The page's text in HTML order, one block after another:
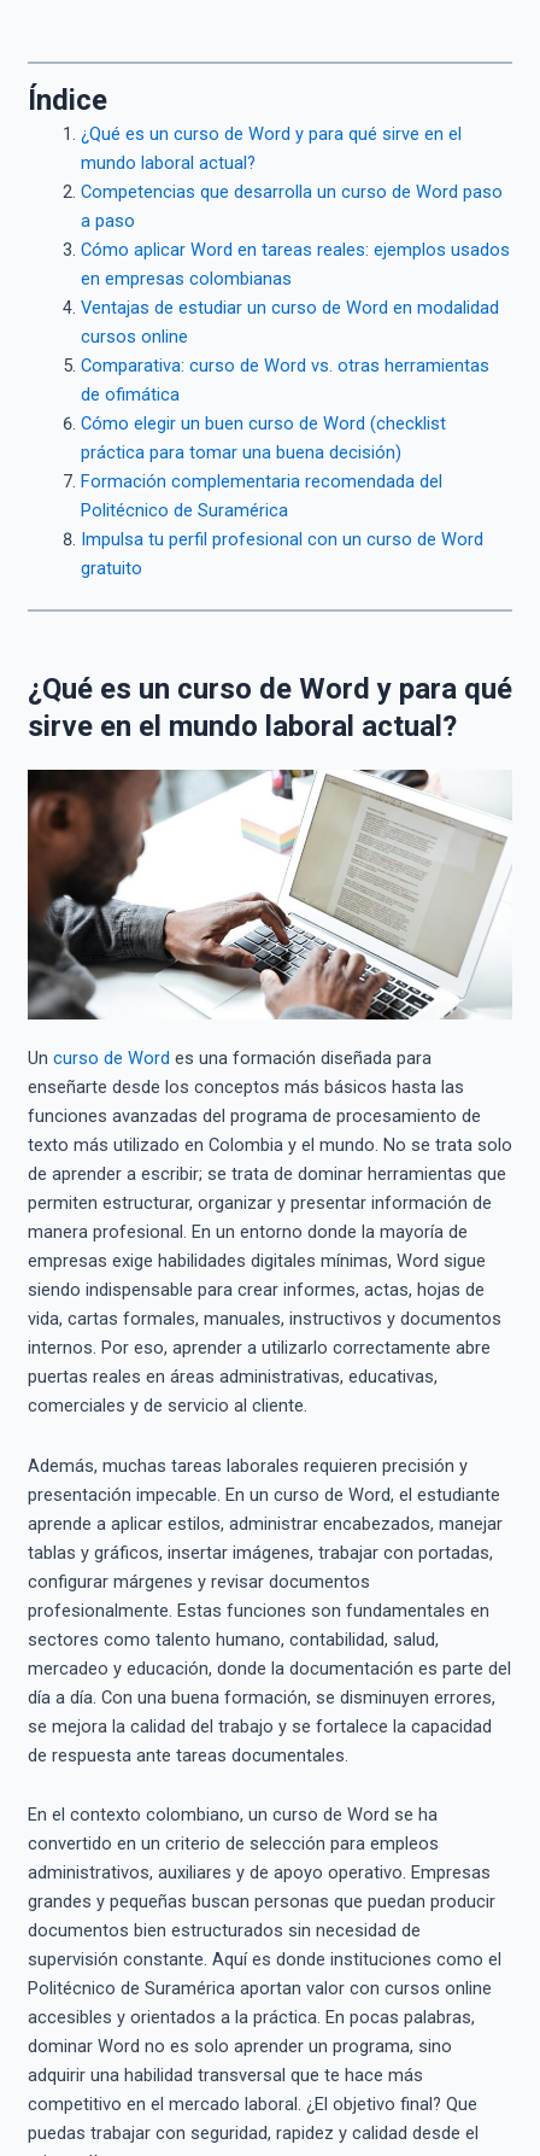
Índice
¿Qué es un curso de Word y para qué sirve en el
mundo laboral actual?
Competencias que desarrolla un curso de Word paso
a paso
Cómo aplicar Word en tareas reales: ejemplos usados
en empresas colombianas
Ventajas de estudiar un curso de Word en modalidad
cursos online
Comparativa: curso de Word vs. otras herramientas
de ofimática
Cómo elegir un buen curso de Word (checklist
práctica para tomar una buena decisión)
Formación complementaria recomendada del
Politécnico de Suramérica
Impulsa tu perfil profesional con un curso de Word
gratuito
¿Qué es un curso de Word y para qué
sirve en el mundo laboral actual?
Un curso de Word es una formación diseñada para
enseñarte desde los conceptos más básicos hasta las
funciones avanzadas del programa de procesamiento de
texto más utilizado en Colombia y el mundo. No se trata solo
de aprender a escribir; se trata de dominar herramientas que
permiten estructurar, organizar y presentar información de
manera profesional. En un entorno donde la mayoría de
empresas exige habilidades digitales mínimas, Word sigue
siendo indispensable para crear informes, actas, hojas de
vida, cartas formales, manuales, instructivos y documentos
internos. Por eso, aprender a utilizarlo correctamente abre
puertas reales en áreas administrativas, educativas,
comerciales y de servicio al cliente.
Además, muchas tareas laborales requieren precisión y
presentación impecable. En un curso de Word, el estudiante
aprende a aplicar estilos, administrar encabezados, manejar
tablas y gráficos, insertar imágenes, trabajar con portadas,
configurar márgenes y revisar documentos
profesionalmente. Estas funciones son fundamentales en
sectores como talento humano, contabilidad, salud,
mercadeo y educación, donde la documentación es parte del
día a día. Con una buena formación, se disminuyen errores,
se mejora la calidad del trabajo y se fortalece la capacidad
de respuesta ante tareas documentales.
En el contexto colombiano, un curso de Word se ha
convertido en un criterio de selección para empleos
administrativos, auxiliares y de apoyo operativo. Empresas
grandes y pequeñas buscan personas que puedan producir
documentos bien estructurados sin necesidad de
supervisión constante. Aquí es donde instituciones como el
Politécnico de Suramérica aportan valor con cursos online
accesibles y orientados a la práctica. En pocas palabras,
dominar Word no es solo aprender un programa, sino
adquirir una habilidad transversal que te hace más
competitivo en el mercado laboral. ¿El objetivo final? Que
puedas trabajar con seguridad, rapidez y calidad desde el